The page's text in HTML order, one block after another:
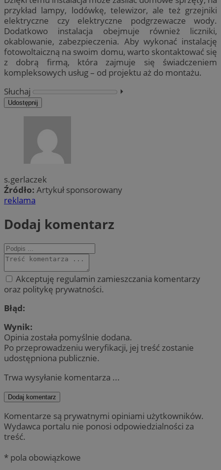
przykład lampy, lodówkę, telewizor, ale też grzejniki
elektryczne czy elektryczne podgrzewacze wody.
Dodatkowo instalacja obejmuje również liczniki,
okablowanie, zabezpieczenia. Aby wykonać instalację
fotowoltaiczną na swoim domu, warto skontaktować się
z dobrą firmą, która zajmuje się świadczeniem
kompleksowych usług – od projektu aż do montażu.
Słuchaj
⏵︎
Udostępnij
s.gerlaczek
Źródło: Artykuł sponsorowany
reklama
Dodaj komentarz
Akceptuję regulamin zamieszczania komentarzy
oraz politykę prywatności.
Błąd:
Wynik:
Opinia została pomyślnie dodana.
Po przeprowadzeniu weryfikacji, jej treść zostanie
udostępniona publicznie.
Trwa wysyłanie komentarza ...
Dodaj komentarz
Komentarze są prywatnymi opiniami użytkowników.
Wydawca portalu nie ponosi odpowiedzialności za
treść.
* pola obowiązkowe